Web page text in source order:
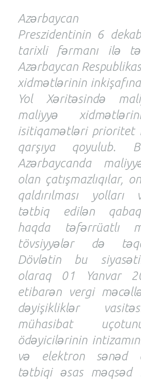
Azərbaycan
Preszidentinin 6
tarixli fərmanı ilə
Azərbaycan
xidmətlərinin
Yol Xəritəsində
maliyyə
isitiqamətləri prioritet
qarşıya qoyulub.
Azərbaycanda
olan çatışmazlıqılar,
qaldırılması
tətbiq edilən
haqda təfərrüatlı
tövsiyyələr də
Dövlətin bu
olaraq 01 Yanvar
etibarən vergi
dəyişikliklər
mühasibat
ödəyicilərinin
və elektron sənəd
tətbiqi əsas məqsəd